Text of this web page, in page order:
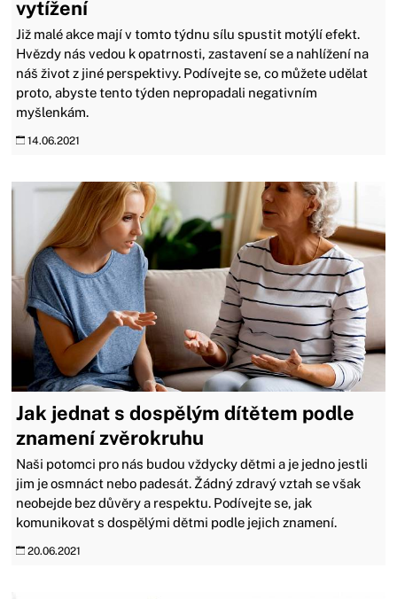
vytížení
Již malé akce mají v tomto týdnu sílu spustit motýlí efekt.
Hvězdy nás vedou k opatrnosti, zastavení se a nahlížení na
náš život z jiné perspektivy. Podívejte se, co můžete udělat
proto, abyste tento týden nepropadali negativním
myšlenkám.
14.06.2021
Jak jednat s dospělým dítětem podle
znamení zvěrokruhu
Naši potomci pro nás budou vždycky dětmi a je jedno jestli
jim je osmnáct nebo padesát. Žádný zdravý vztah se však
neobejde bez důvěry a respektu. Podívejte se, jak
komunikovat s dospělými dětmi podle jejich znamení.
20.06.2021